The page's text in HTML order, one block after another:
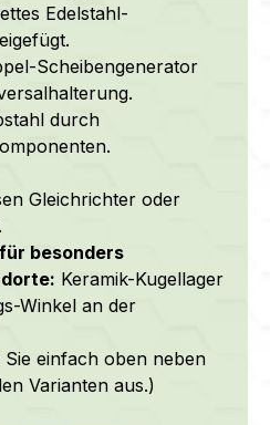
Edelstahl-
Scheibengenerator
durch
Gleichrichter oder
besonders
Keramik-Kugellager
Winkel an der
einfach oben neben
Varianten aus.)